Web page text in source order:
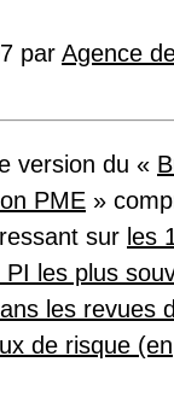
par Agence
version du «
PME »
sur les
les plus
les revues
de risque (en